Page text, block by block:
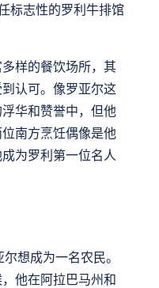
标志性的罗利牛排馆
样的餐饮场所，其
认可。像罗亚尔这
华和赞誉中，但他
南方烹饪偶像是他
为罗利第一位名人
想成为一名农民。
他在阿拉巴马州和